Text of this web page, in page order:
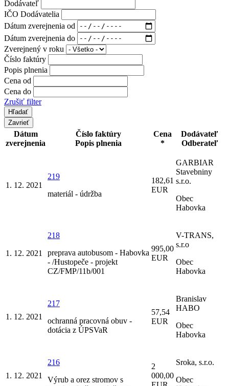
Dodávateľ
IČO Dodávatelia
Dátum zverejnenia od
Dátum zverejnenia do
Zverejnený v roku
Číslo faktúry
Popis plnenia
Cena od
Cena do
Zrušiť filter
Zavrieť
Dátum
zverejnenia
Číslo faktúry
Popis plnenia
Cena
*
Dodávateľ
Odberateľ
1. 12. 2021
219
materiál - údržba
182,61
EUR
GARBIAR
Stavebniny
s.r.o.
Obec
Habovka
1. 12. 2021
218
preprava autobusom - Habovka
- /Hustopeče - projekt
CZ/FMP/11b/001
995,00
EUR
V-TRANS,
s.r.o
Obec
Habovka
1. 12. 2021
217
ochranná pracovná obuv -
dotácia z ÚPSVaR
57,54
EUR
Branislav
HABO
Obec
Habovka
1. 12. 2021
216
Výrub a orez stromov s
2
000,00
Sroka, s.r.o.
Obec